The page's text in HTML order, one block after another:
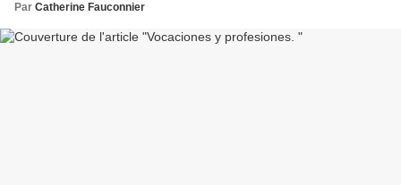
Par Catherine Fauconnier